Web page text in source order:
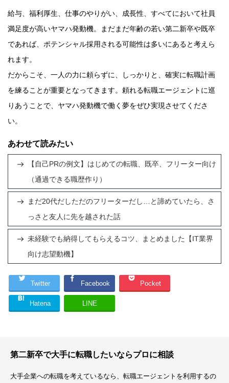
給与、福利厚生、仕事のやりがい、成長性、すべてにおいて社員
満足度が高いヤマハ発動機。まだまだ年齢の若い第二新卒や既卒
であれば、ポテンシャル採用される可能性は多いにあると考えら
れます。
だからこそ、一人の力に頼らずに、しっかりと、確実に転職計画
を練ることが重要となってきます。頼れる転職エージェントに巡
りあうことで、ヤマハ発動機で働く夢をぜひ実現させてくださ
い。
あわせて読みたい
【自己PRの例文】はじめての転職、既卒、フリーター向け
（通過できる職歴作り）
まだ20代だしただのフリーターだし…と諦めていたら、さ
っさと友人に先を越された話
未経験でも納得してもらえるコツ、まとめました【IT業界
向け志望動機】
Twitter Facebook Pocket
Hatena LINE
第二新卒で大手に転職したいならプロに相談
大手企業への転職を考えているなら、転職エージェントを利用するの